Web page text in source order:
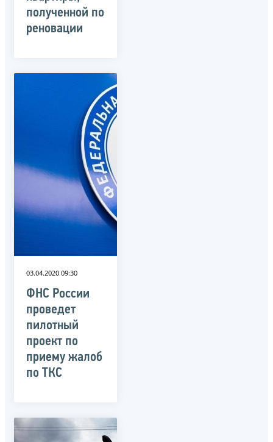
полученной по
реновации
03.04.2020 09:30
ФНС России
проведет
пилотный
проект по
приему жалоб
по ТКС